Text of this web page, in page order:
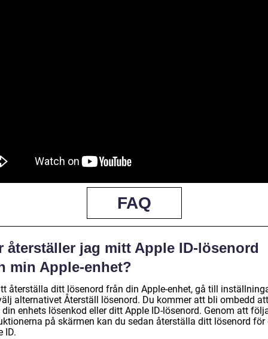
FAQ
återställer jag mitt Apple ID-lösenord
min Apple-enhet?
återställa ditt lösenord från din Apple-enhet, gå till
alternativet Återställ lösenord. Du kommer att bli ombedd att
din enhets lösenkod eller ditt Apple ID-lösenord. Genom att
på skärmen kan du sedan återställa ditt lösenord för
ID.